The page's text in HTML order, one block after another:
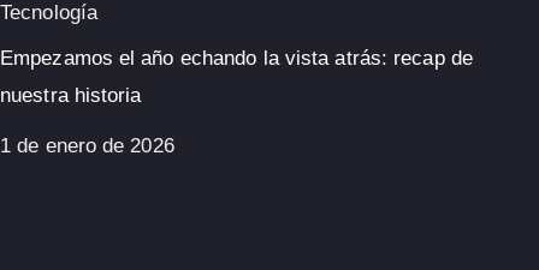
Tecnología
Empezamos el año echando la vista atrás: recap de
nuestra historia
1 de enero de 2026